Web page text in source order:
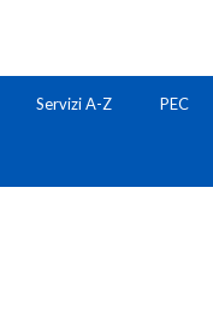
Servizi A-Z PEC